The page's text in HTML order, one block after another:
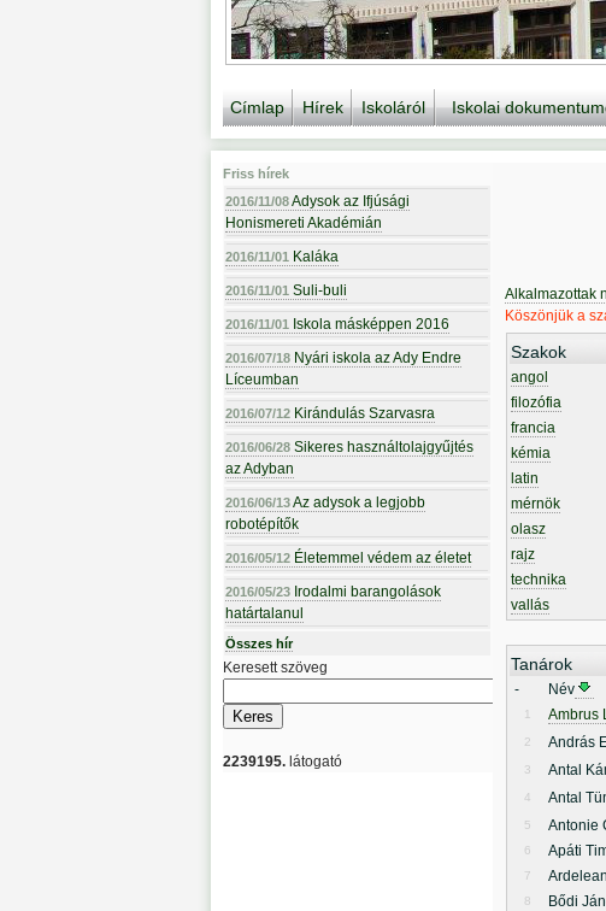
Címlap Hírek Iskoláról Iskolai
Friss hírek
2016/11/08Adysok az Ifjúsági
Honismereti Akadémián
2016/11/01 Kaláka
2016/11/01 Suli-buli
2016/11/01 Iskola másképpen 2016
2016/07/18 Nyári iskola az Ady Endre
Líceumban
2016/07/12 Kirándulás Szarvasra
2016/06/28 Sikeres használtolajgyűjtés
az Adyban
2016/06/13Az adysok a legjobb
robotépítők
2016/05/12 Életemmel védem az életet
2016/05/23 Irodalmi barangolások
határtalanul
Összes hír
Keresett szöveg
2239195. látogató
Alkalmazottak
Köszönjük a
Szakok
angol
filozófia
francia
kémia
latin
mérnök
olasz
rajz
technika
vallás
Tanárok
- Név
1 Ambrus
2 András
3 Antal
4 Antal
5 Antonie
6 Apáti
7
8 Bődi